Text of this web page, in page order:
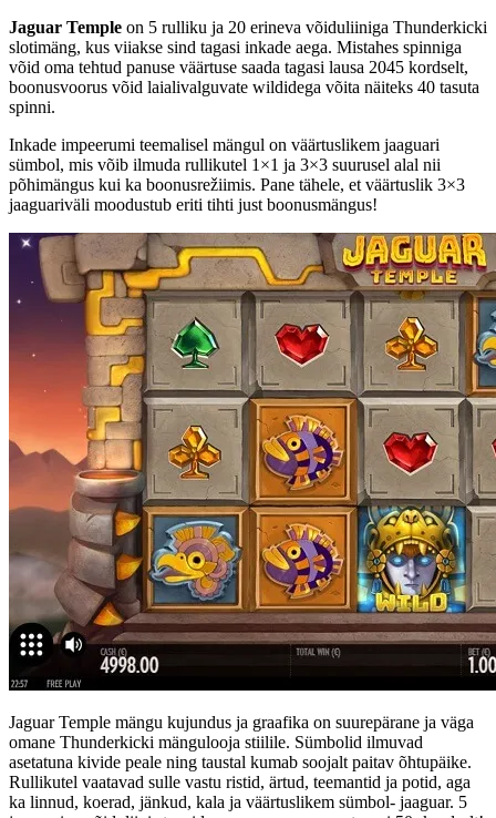
Jaguar Temple on 5 rulliku ja 20 erineva võiduliiniga Thunderkicki
slotimäng, kus viiakse sind tagasi inkade aega. Mistahes spinniga
võid oma tehtud panuse väärtuse saada tagasi lausa 2045 kordselt,
boonusvoorus võid laialivalguvate wildidega võita näiteks 40 tasuta
spinni.
Inkade impeerumi teemalisel mängul on väärtuslikem jaaguari
sümbol, mis võib ilmuda rullikutel 1×1 ja 3×3 suurusel alal nii
põhimängus kui ka boonusrežiimis. Pane tähele, et väärtuslik 3×3
jaaguariväli moodustub eriti tihti just boonusmängus!
Jaguar Temple mängu kujundus ja graafika on suurepärane ja väga
omane Thunderkicki mängulooja stiilile. Sümbolid ilmuvad
asetatuna kivide peale ning taustal kumab soojalt paitav õhtupäike.
Rullikutel vaatavad sulle vastu ristid, ärtud, teemantid ja potid, aga
ka linnud, koerad, jänkud, kala ja väärtuslikem sümbol- jaaguar. 5